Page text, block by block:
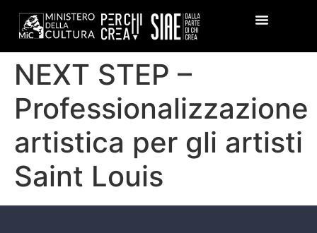
NEXT STEP –
Professionalizzazione
artistica per gli artisti
Saint Louis